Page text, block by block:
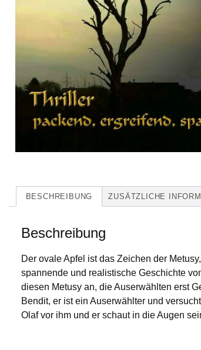
BESCHREIBUNG ZUSÄTZLICHE
Beschreibung
Der ovale Apfel ist das Zeichen der
spannende und realistische Geschichte
diesen Metusy an, die Auserwählten erst
Bendit, er ist ein Auserwählter und
Olaf vor ihm und er schaut in die Augen